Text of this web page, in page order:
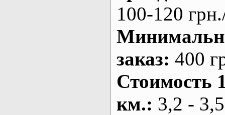
100-120
заказ: 400
Стоимость
км.: 3,2 -